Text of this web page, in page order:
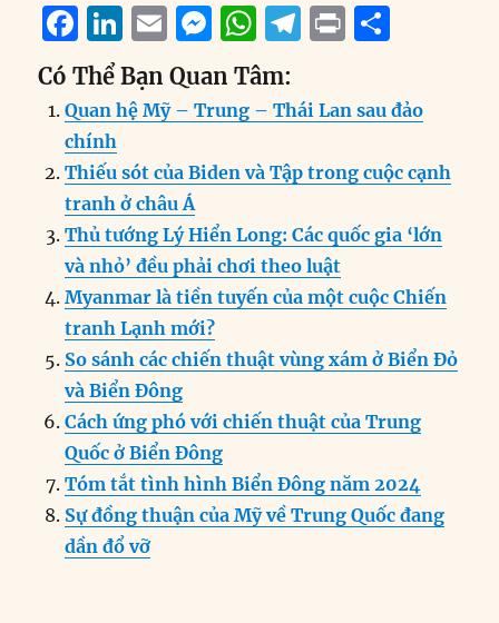
F
a
c
e
b
o
o
k
Li
n
k
e
d
I
n
E
m
ai
l
M
e
ss
e
n
er
W
h
at
s
A
p
T
e
g
r
m
P
n
t
a
re
Có Thể Bạn Quan Tâm:
Quan hệ Mỹ – Trung – Thái Lan sau đảo
chính
Thiếu sót của Biden và Tập trong cuộc cạnh
tranh ở châu Á
Thủ tướng Lý Hiển Long: Các quốc gia ‘lớn
và nhỏ’ đều phải chơi theo luật
Myanmar là tiền tuyến của một cuộc Chiến
tranh Lạnh mới?
So sánh các chiến thuật vùng xám ở Biển Đỏ
và Biển Đông
Cách ứng phó với chiến thuật của Trung
Quốc ở Biển Đông
Tóm tắt tình hình Biển Đông năm 2024
Sự đồng thuận của Mỹ về Trung Quốc đang
dần đổ vỡ